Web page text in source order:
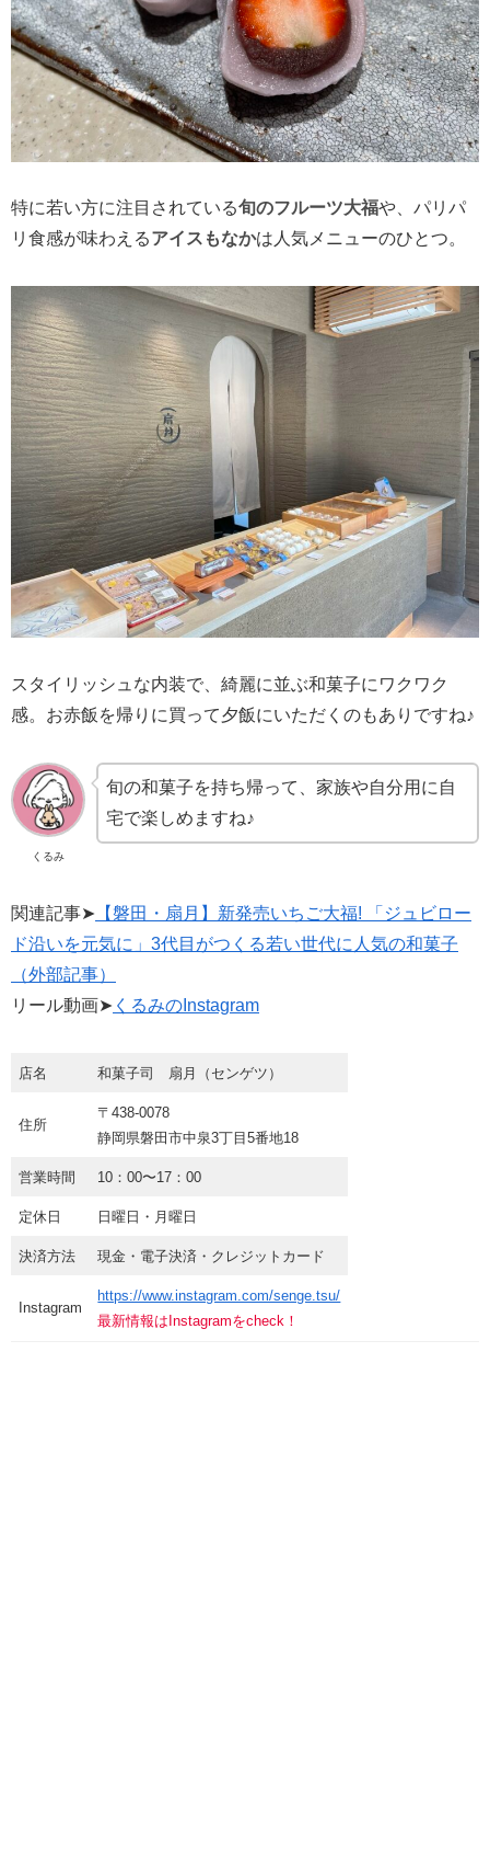
特に若い方に注目されている旬のフルーツ大福や、パリパ
リ食感が味わえるアイスもなかは人気メニューのひとつ。
スタイリッシュな内装で、綺麗に並ぶ和菓子にワクワク
感。お赤飯を帰りに買って夕飯にいただくのもありですね♪
くるみ
旬の和菓子を持ち帰って、家族や自分用に自
宅で楽しめますね♪
関連記事➤ 【磐田・扇月】新発売いちご大福! 「ジュビロー
ド沿いを元気に」3代目がつくる若い世代に人気の和菓子
（外部記事）
リール動画➤ くるみのInstagram
店名 和菓子司 扇月（センゲツ）
住所
〒438-0078
静岡県磐田市中泉3丁目5番地18
営業時間 10：00〜17：00
定休日 日曜日・月曜日
決済方法 現金・電子決済・クレジットカード
Instagram
https://www.instagram.com/senge.tsu/
最新情報はInstagramをcheck！